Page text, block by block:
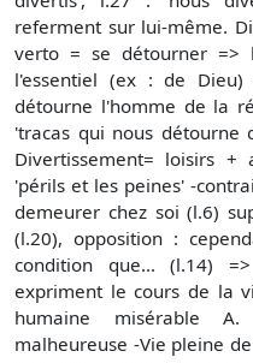
referment sur lui-même.
verto = se détourner =>
l'essentiel (ex : de
détourne l'homme de la
'tracas qui nous détourne
Divertissement= loisirs
'périls et les peines' -
demeurer chez soi (l.6)
(l.20), opposition :
condition que... (l.14)
expriment le cours de la
humaine misérable
malheureuse -Vie pleine